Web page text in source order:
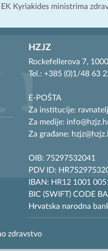
Kyriakides ministrima
HZJZ
Rockefellerova 7,
Tel.: +385 (0)1/48 63
E-POŠTA
Za institucije:
Za medije:
Za građane:
OIB: 75297532041
PDV ID:
IBAN: HR12 1001
BIC (SWIFT) CODE
Hrvatska narodna
zdravstvo